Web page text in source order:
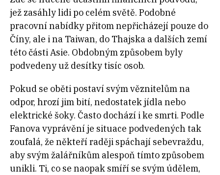
jež zasáhly lidi po celém světě. Podobné
pracovní nabídky přitom nepřicházejí pouze do
Číny, ale i na Taiwan, do Thajska a dalších zemí
této části Asie. Obdobným způsobem byly
podvedeny už desítky tisíc osob.
Pokud se oběti postaví svým věznitelům na
odpor, hrozí jim bití, nedostatek jídla nebo
elektrické šoky. Často dochází i ke smrti. Podle
Fanova vyprávění je situace podvedených tak
zoufalá, že někteří raději spáchají sebevraždu,
aby svým žalářníkům alespoň tímto způsobem
unikli. Ti, co se naopak smíří se svým údělem,